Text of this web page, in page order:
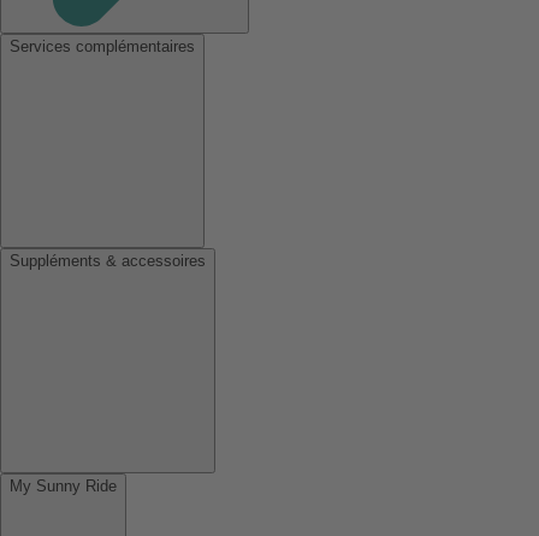
Services complémentaires
Suppléments & accessoires
My Sunny Ride